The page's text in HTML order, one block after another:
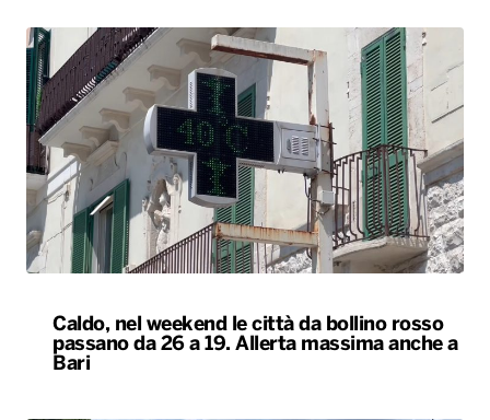
Caldo, nel weekend le città da bollino rosso
passano da 26 a 19. Allerta massima anche a
Bari